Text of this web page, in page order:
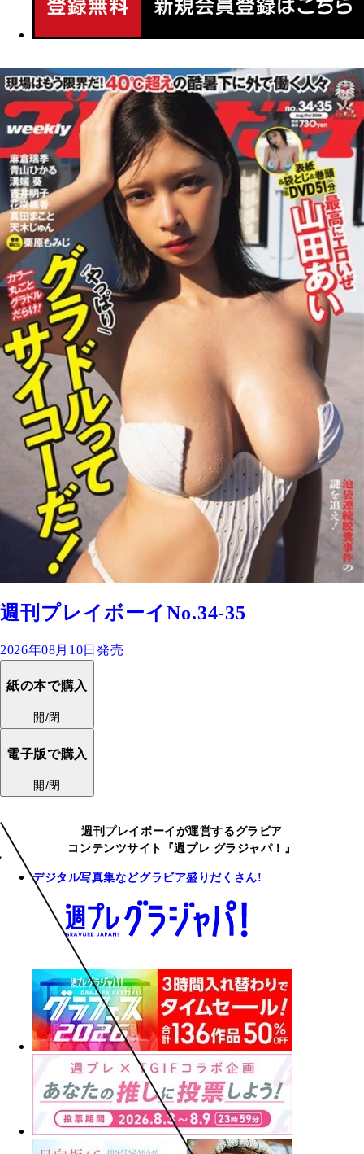
週刊プレイボーイNo.34-35
2026年08月10日発売
紙の本で購入
開/閉
電子版で購入
開/閉
週刊プレイボーイが運営するグラビア
コンテンツサイト『週プレ グラジャパ！』
デジタル写真集などグラビア盛りだくさん!